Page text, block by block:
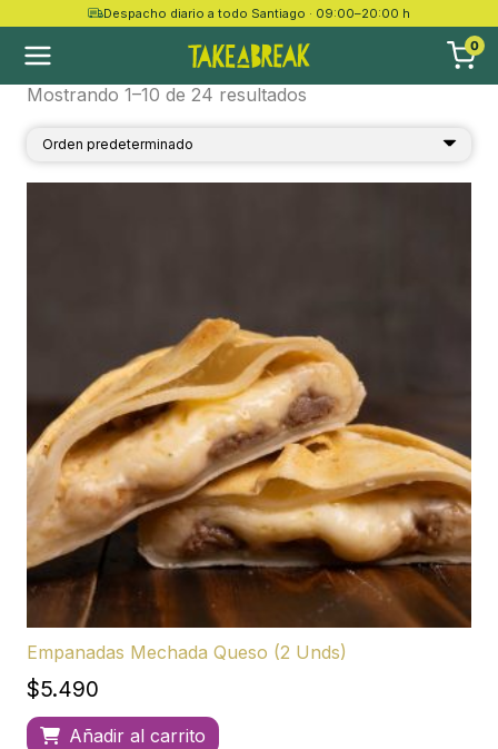
Despacho diario a todo Santiago · 09:00–20:00 h
0
Bandeja
Mostrando 1–10 de 24 resultados
Empanadas Mechada Queso (2 Unds)
$5.490
Añadir al carrito